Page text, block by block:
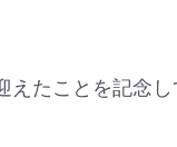
たことを記念